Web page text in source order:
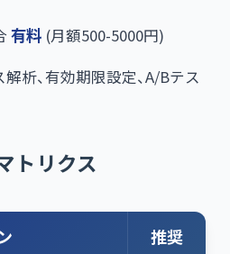
有料 (月額500-5000円)
解析、有効期限設定、A/Bテス
トリクス
推奨